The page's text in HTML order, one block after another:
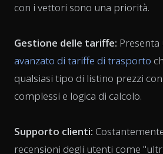
con i vettori sono una priorità.
Gestione delle tariffe: Presenta
avanzato di tariffe di trasporto
qualsiasi tipo di listino prezzi
complessi e logica di calcolo.
Supporto clienti:
recensioni degli utenti come